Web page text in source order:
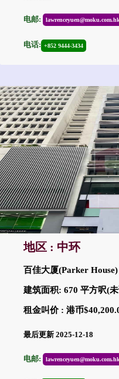
电邮: lawrenceyuen@moku.com.hk
电话: +852 9444-3434
地区 : 中环
百佳大厦(Parker
建筑面积: 670 平方呎(
租金叫价 : 港币
最后更新 2025-12-18
电邮: lawrenceyuen@moku.com.hk